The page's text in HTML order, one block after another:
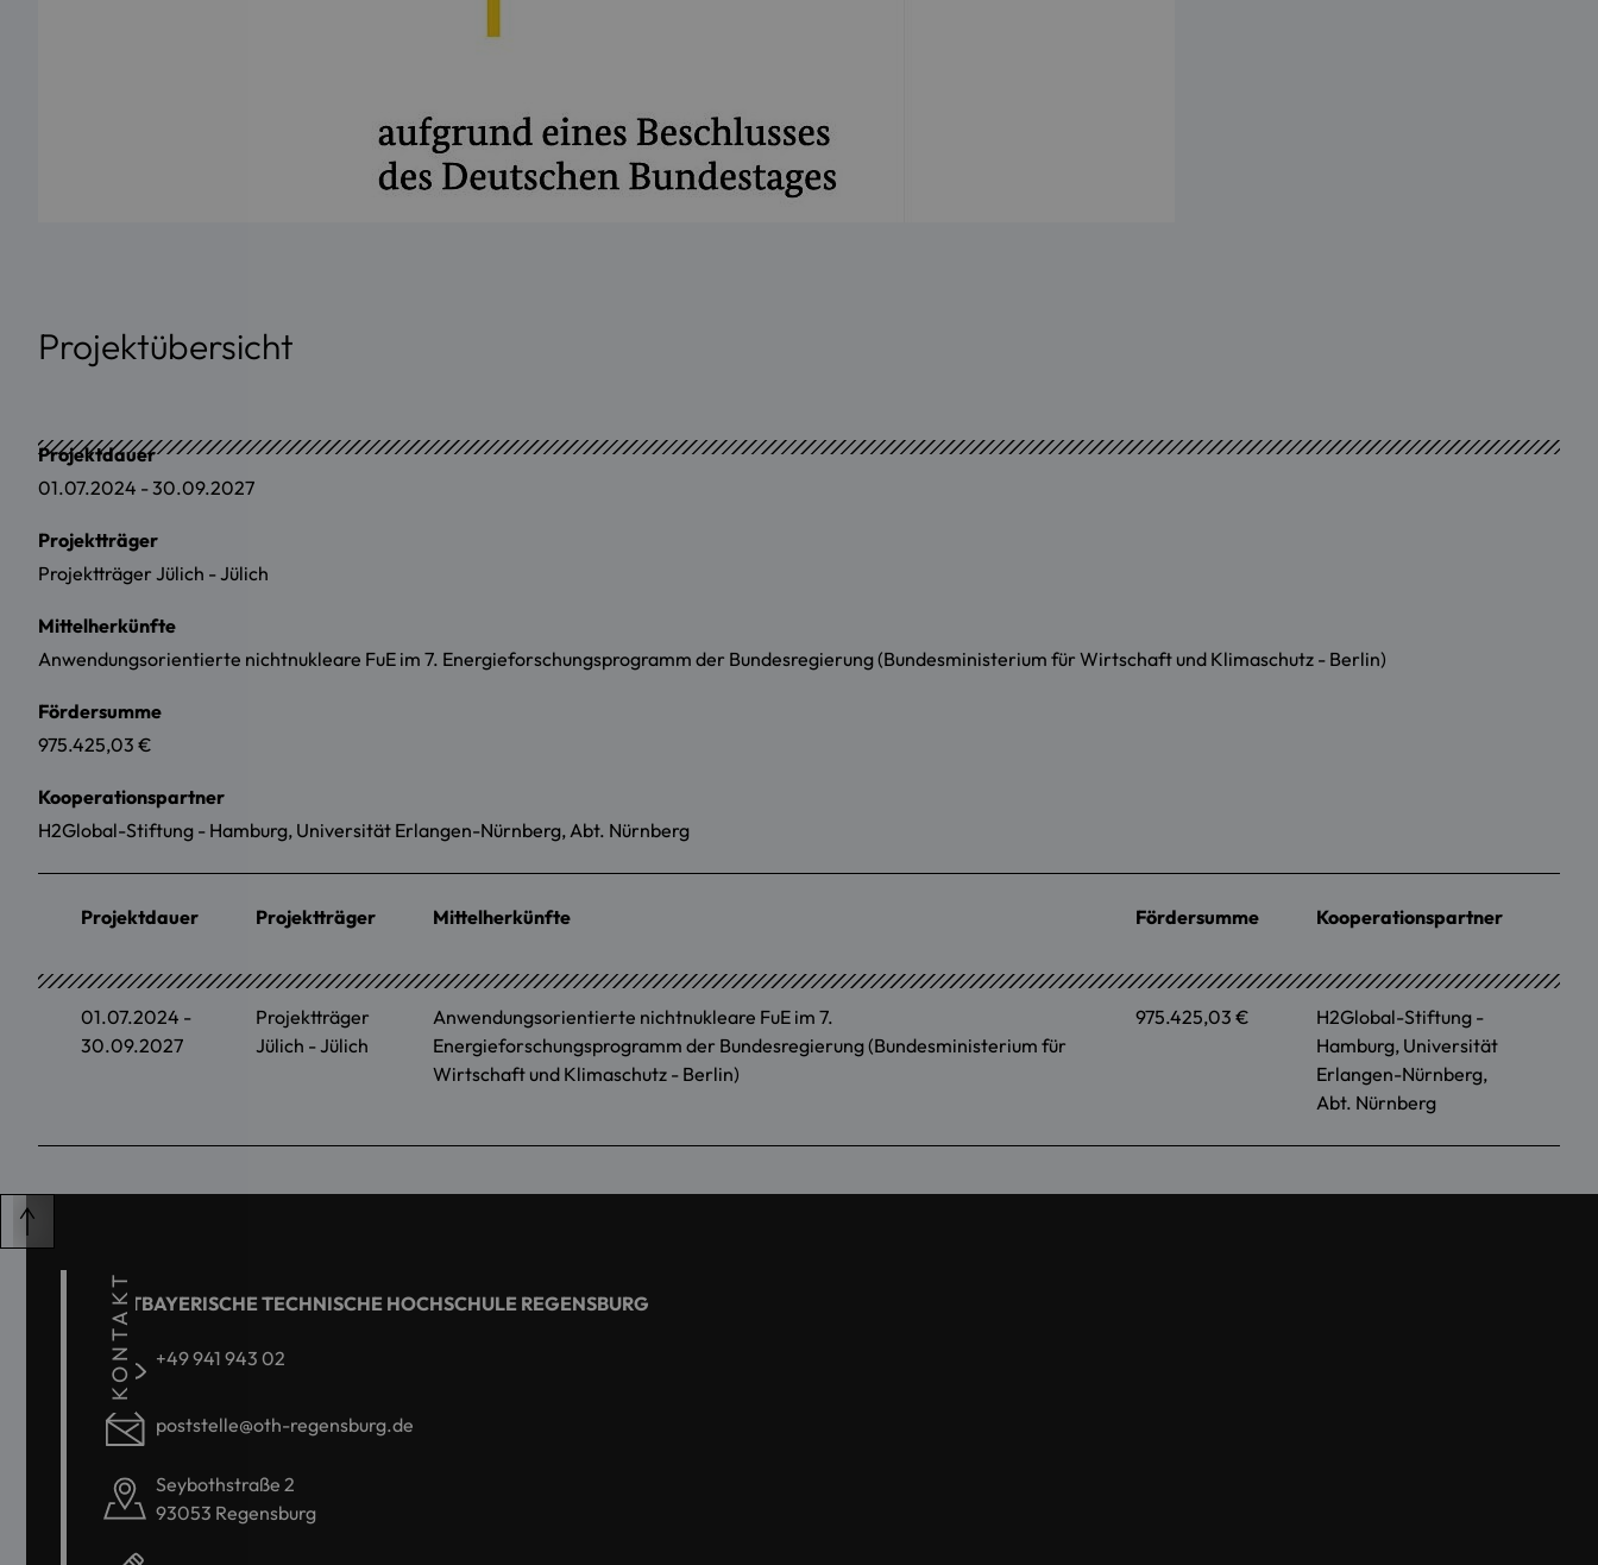
Projektübersicht
Projektdauer
01.07.2024 - 30.09.2027
Projektträger
Projektträger Jülich - Jülich
Mittelherkünfte
Anwendungsorientierte nichtnukleare FuE im 7. Energieforschungsprogramm der Bundesregierung (Bundesministerium für Wirtschaft und Klimaschutz - Berlin)
Fördersumme
975.425,03 €
Kooperationspartner
H2Global-Stiftung - Hamburg, Universität Erlangen-Nürnberg, Abt. Nürnberg
Projektdauer Projektträger Mittelherkünfte Fördersumme Kooperationspartner
01.07.2024 -
30.09.2027
Projektträger
Jülich - Jülich
Anwendungsorientierte nichtnukleare FuE im 7.
Energieforschungsprogramm der Bundesregierung (Bundesministerium für
Wirtschaft und Klimaschutz - Berlin)
975.425,03 €
H2Global-Stiftung -
Hamburg, Universität
Erlangen-Nürnberg,
Abt. Nürnberg
KONTAKT
OSTBAYERISCHE TECHNISCHE HOCHSCHULE REGENSBURG
+49 941 943 02
poststelle@oth-regensburg.de
Seybothstraße 2
93053 Regensburg